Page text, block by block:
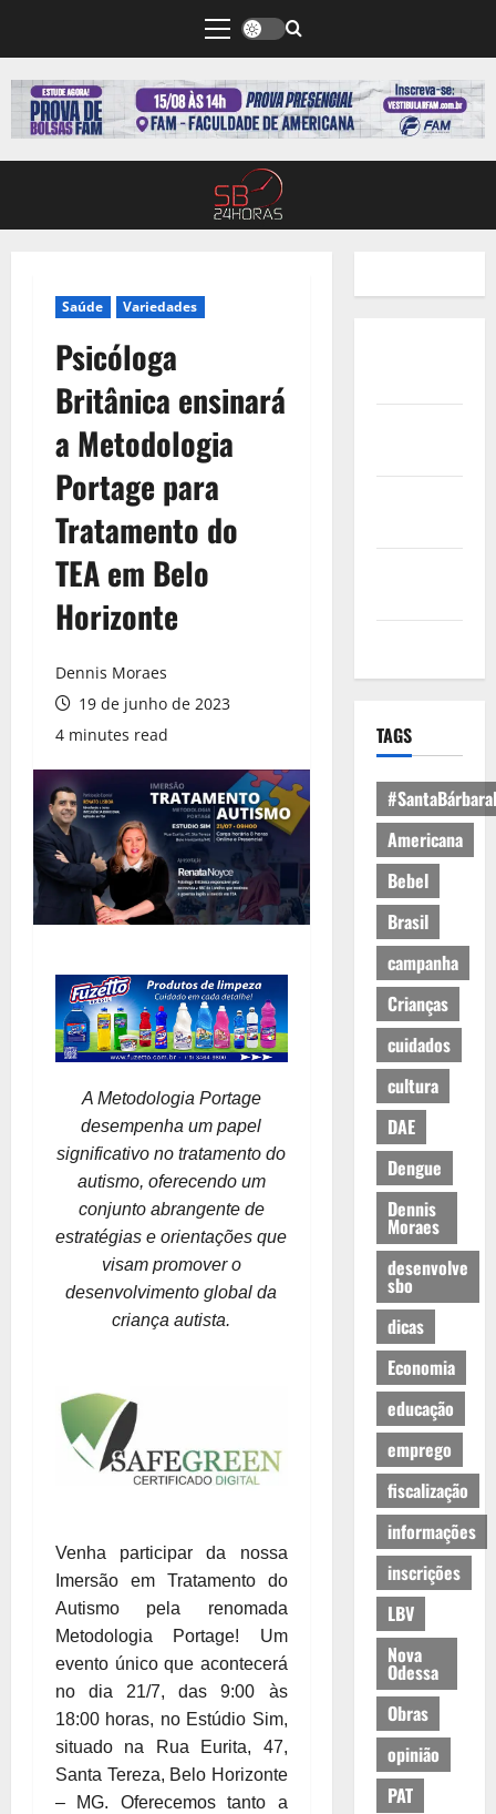
Saúde Variedades
Psicóloga
Britânica ensinará
a Metodologia
Portage para
Tratamento do
TEA em Belo
Horizonte
Dennis Moraes
19 de junho de 2023
4 minutes read
A Metodologia Portage
desempenha um papel
significativo no tratamento do
autismo, oferecendo um
conjunto abrangente de
estratégias e orientações que
visam promover o
desenvolvimento global da
criança autista.
Venha participar da nossa
Imersão em Tratamento do
Autismo pela renomada
Metodologia Portage! Um
evento único que acontecerá
no dia 21/7, das 9:00 às
18:00 horas, no Estúdio Sim,
situado na Rua Eurita, 47,
Santa Tereza, Belo Horizonte
– MG. Oferecemos tanto a
TAGS
Americana
Bebel
Brasil
campanha
Crianças
cuidados
cultura
DAE
Dengue
Dennis
Moraes
desenvolve
sbo
dicas
Economia
educação
emprego
fiscalização
informações
inscrições
LBV
Nova
Odessa
Obras
opinião
PAT